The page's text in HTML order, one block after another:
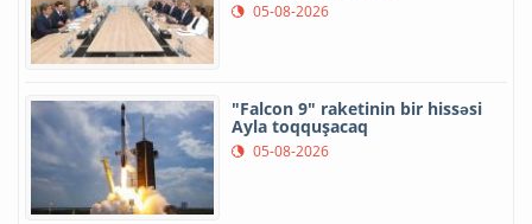
05-08-2026
"Falcon 9" raketinin bir hissəsi
Ayla toqquşacaq
05-08-2026